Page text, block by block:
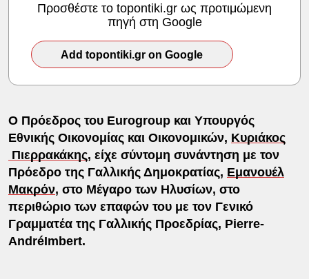
Προσθέστε το topontiki.gr ως προτιμώμενη
πηγή στη Google
Add topontiki.gr on Google
Ο Πρόεδρος του Eurogroup και Υπουργός
Εθνικής Οικονομίας και Οικονομικών, Κυριάκος
Πιερρακάκης, είχε σύντομη συνάντηση με τον
Πρόεδρο της Γαλλικής Δημοκρατίας, Εμανουέλ
Μακρόν, στο Μέγαρο των Ηλυσίων, στο
περιθώριο των επαφών του με τον Γενικό
Γραμματέα της Γαλλικής Προεδρίας, Pierre-
AndréImbert.